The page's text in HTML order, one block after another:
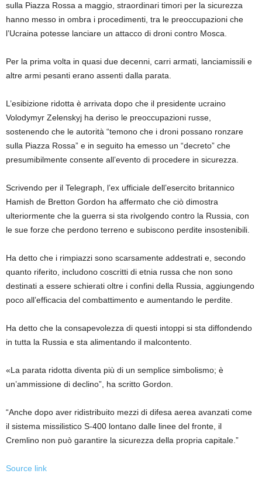
sulla Piazza Rossa a maggio, straordinari timori per la sicurezza
hanno messo in ombra i procedimenti, tra le preoccupazioni che
l’Ucraina potesse lanciare un attacco di droni contro Mosca.
Per la prima volta in quasi due decenni, carri armati, lanciamissili e
altre armi pesanti erano assenti dalla parata.
L’esibizione ridotta è arrivata dopo che il presidente ucraino
Volodymyr Zelenskyj ha deriso le preoccupazioni russe,
sostenendo che le autorità “temono che i droni possano ronzare
sulla Piazza Rossa” e in seguito ha emesso un “decreto” che
presumibilmente consente all’evento di procedere in sicurezza.
Scrivendo per il Telegraph, l’ex ufficiale dell’esercito britannico
Hamish de Bretton Gordon ha affermato che ciò dimostra
ulteriormente che la guerra si sta rivolgendo contro la Russia, con
le sue forze che perdono terreno e subiscono perdite insostenibili.
Ha detto che i rimpiazzi sono scarsamente addestrati e, secondo
quanto riferito, includono coscritti di etnia russa che non sono
destinati a essere schierati oltre i confini della Russia, aggiungendo
poco all’efficacia del combattimento e aumentando le perdite.
Ha detto che la consapevolezza di questi intoppi si sta diffondendo
in tutta la Russia e sta alimentando il malcontento.
«La parata ridotta diventa più di un semplice simbolismo; è
un’ammissione di declino”, ha scritto Gordon.
“Anche dopo aver ridistribuito mezzi di difesa aerea avanzati come
il sistema missilistico S-400 lontano dalle linee del fronte, il
Cremlino non può garantire la sicurezza della propria capitale.”
Source link